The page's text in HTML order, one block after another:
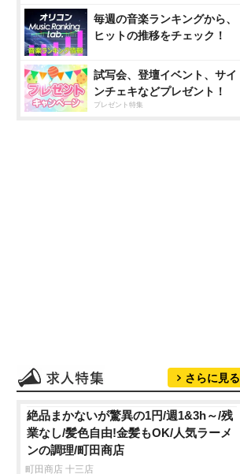
毎週の音楽ランキングから、
ヒットの推移をチェック！
試写会、登壇イベント、サイ
ンチェキなどプレゼント！
プレゼント特集
さらに見る
絶品まかないが驚異の1円/週1&3h～/残
業なし/髪色自由!金髪もOK/人気ラーメ
ンの調理/町田商店
町田商店 十三店